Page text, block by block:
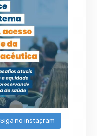
Siga no Instagram